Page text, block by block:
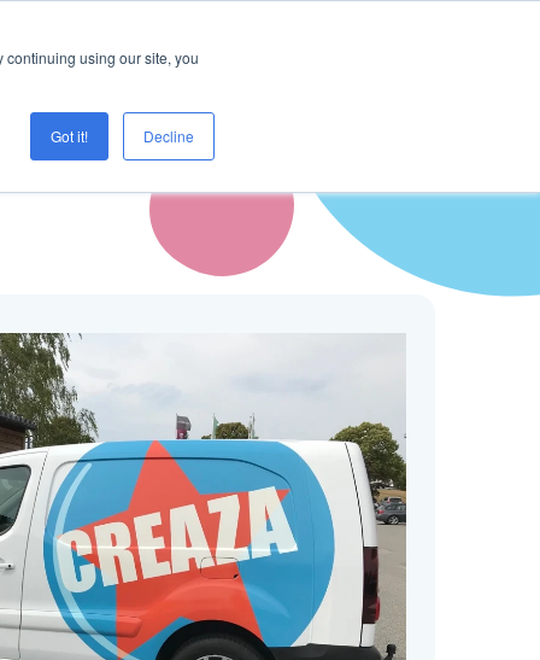
using our site, you
Got it! Decline